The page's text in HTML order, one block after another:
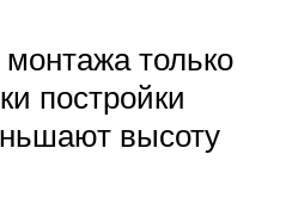
только
постройки
высоту